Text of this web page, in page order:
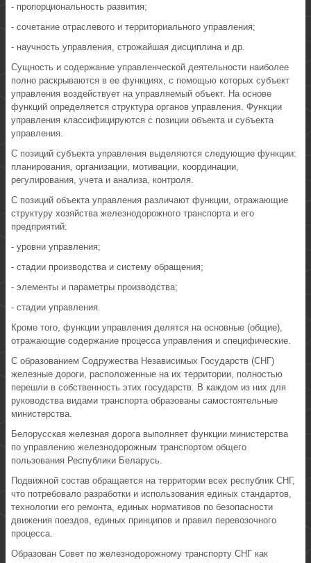
- пропорциональность развития;
- сочетание отраслевого и территориального управления;
- научность управления, строжайшая дисциплина и др.
Сущность и содержание управленческой деятельности наиболее
полно раскрываются в ее функциях, с помощью которых субъект
управления воздействует на управляемый объект. На основе
функций определяется структура органов управления. Функции
управления классифицируются с позиции объекта и субъекта
управления.
С позиций субъекта управления выделяются следующие функции:
планирования, организации, мотивации, координации,
регулирования, учета и анализа, контроля.
С позиций объекта управления различают функции, отражающие
структуру хозяйства железнодорожного транспорта и его
предприятий:
- уровни управления;
- стадии производства и систему обращения;
- элементы и параметры производства;
- стадии управления.
Кроме того, функции управления делятся на основные (общие),
отражающие содержание процесса управления и специфические.
С образованием Содружества Независимых Государств (СНГ)
железные дороги, расположенные на их территории, полностью
перешли в собственность этих государств. В каждом из них для
руководства видами транспорта образованы самостоятельные
министерства.
Белорусская железная дорога выполняет функции министерства
по управлению железнодорожным транспортом общего
пользования Республики Беларусь.
Подвижной состав обращается на территории всех республик СНГ,
что потребовало разработки и использования единых стандартов,
технологии его ремонта, единых нормативов по безопасности
движения поездов, единых принципов и правил перевозочного
процесса.
Образован Совет по железнодорожному транспорту СНГ как